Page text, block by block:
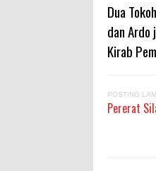
Dua
dan Ardo
Kirab
POSTING
Pererat